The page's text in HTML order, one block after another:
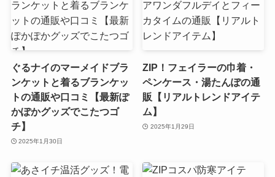
ぐるナイのマーメイドブラ
ンケットと着るブランケッ
トの通販や口コミ【最新ぽ
かぽかグッズでこたつゴ
チ】
2025年1月30日
ZIP！フェイラーの巾着・
ペンケース・湯たんぽの通
販【リアルトレンドアイテ
ム】
2025年1月29日